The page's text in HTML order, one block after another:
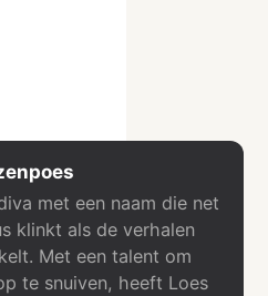
met een naam die net
klinkt als de verhalen
Met een talent om
te snuiven, heeft Loes